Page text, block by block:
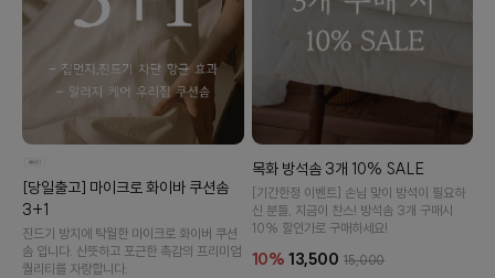
[당일출고] 마이크로 화이바 쿠션솜
3+1
진드기 방지에 탁월한 마이크로 화이버 쿠션
솜 입니다. 산뜻하고 포근한 촉감의 프리미엄
퀄리티를 자랑합니다.
목화 방석솜 3개 10% SALE
[기간한정 이벤트] 손님 맞이 방석이 필요하
신 분들, 지금이 찬스! 방석솜 3개 구매시
10% 할인가로 구매하세요!
10% 13,500 15,000